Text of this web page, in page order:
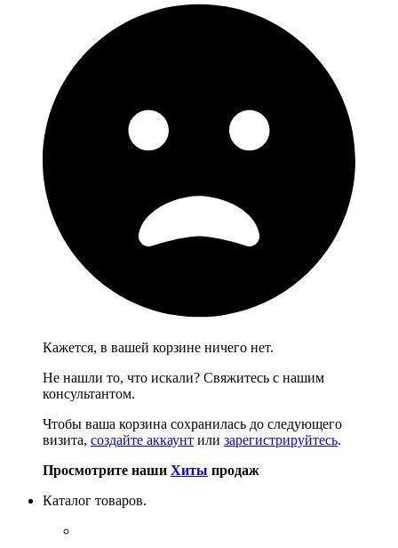
Кажется, в вашей корзине ничего нет.
Не нашли то, что искали? Свяжитесь с нашим
консультантом.
Чтобы ваша корзина сохранилась до следующего
визита, создайте аккаунт или зарегистрируйтесь.
Просмотрите наши Хиты продаж
Каталог товаров.